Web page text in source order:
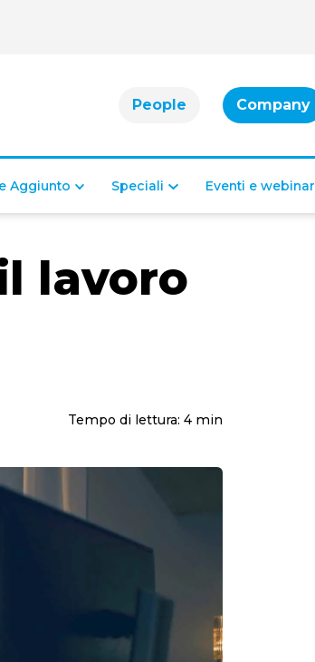
People Company
Aggiunto Speciali Eventi e webinar
lavoro
Tempo di lettura: 4 min